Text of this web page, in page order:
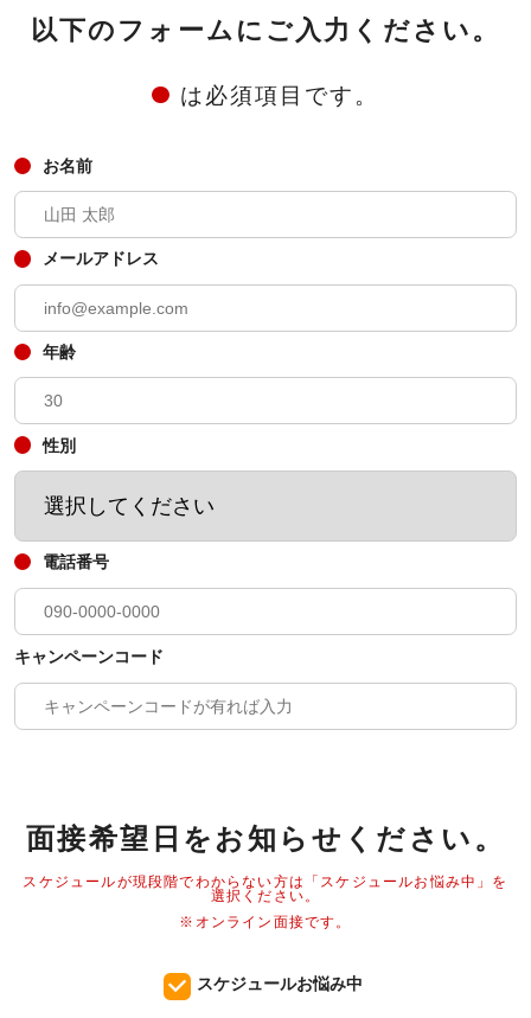
以下のフォームにご入力ください。
は必須項目です。
お名前
メールアドレス
年齢
性別
電話番号
キャンペーンコード
面接希望日をお知らせください。
スケジュールが現段階でわからない方は「スケジュールお悩み中」を
選択ください。
※オンライン面接です。
スケジュールお悩み中